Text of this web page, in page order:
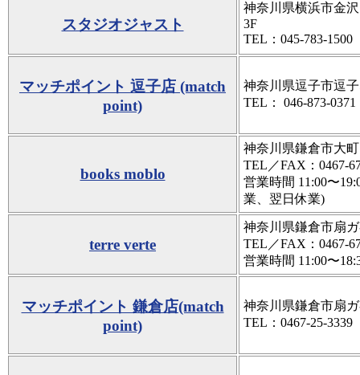
スタジオジャスト
神奈川県横浜市金
3F
TEL：045-783-1500
マッチポイント 逗子店 (match
point)
神奈川県逗子市逗子
TEL： 046-873-0371
books moblo
神奈川県鎌倉市大
TEL／FAX：0467-
営業時間 11:00〜
業、翌日休業)
terre verte
神奈川県鎌倉市扇ガ
TEL／FAX：0467-
営業時間 11:00〜
マッチポイント 鎌倉店(match
point)
神奈川県鎌倉市扇
TEL：0467-25-3339